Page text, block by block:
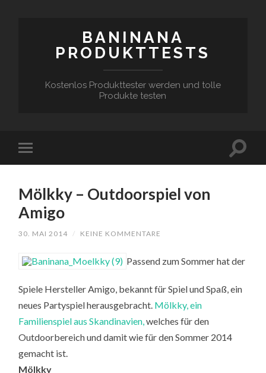
BANINANA
PRODUKTTESTS
Kostenlos Produkttester werden und tolle
Produkte testen
Mölkky – Outdoorspiel von
Amigo
30. MAI 2014 / KEINE KOMMENTARE
Passend zum Sommer hat der
Spiele Hersteller Amigo, bekannt für Spiel und Spaß, ein
neues Partyspiel herausgebracht. Mölkky, ein
Familienspiel aus Skandinavien,welches für den
Outdoorbereich und damit wie für den Sommer 2014
gemacht ist.
Mölkky